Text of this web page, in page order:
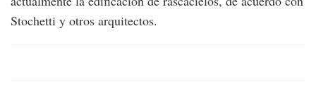
Stochetti y otros arquitectos.